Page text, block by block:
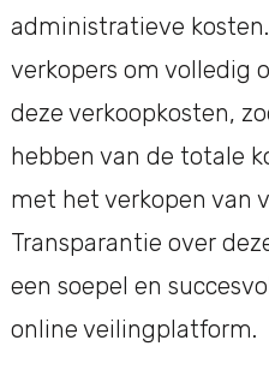
administratieve
verkopers om volledig
deze verkoopkosten,
hebben van de totale
met het verkopen van
Transparantie over
een soepel en
online veilingplatform.